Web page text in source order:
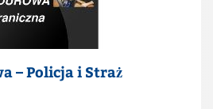
– Policja i Straż